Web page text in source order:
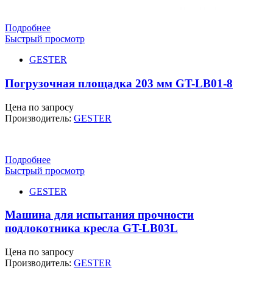
Подробнее
Быстрый просмотр
GESTER
Погрузочная площадка 203 мм GT-LB01-8
Цена по запросу
Производитель: GESTER
Подробнее
Быстрый просмотр
GESTER
Машина для испытания прочности
подлокотника кресла GT-LB03L
Цена по запросу
Производитель: GESTER